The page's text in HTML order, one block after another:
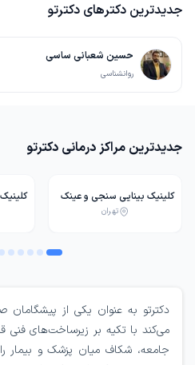
جدیدترین دکترهای دکترتو
حسین شعبانی ساسی
روانشناسی
جدیدترین مراکز درمانی دکترتو
کلینیک بینایی سنجی و عینک
تهران
دکترتو به عنوان یکی از
می‌کند با تکیه بر زیرساخت‌های فنی
جامعه، شکاف میان پزشک و بیمار